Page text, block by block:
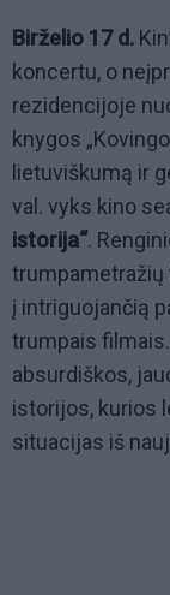
Birželio 17 d.
koncertu, o
rezidencijoje
knygos
lietuviškumą ir
val. vyks kino
istorija“.
trumpametražių
į intriguojančią
trumpais
absurdiškos,
istorijos, kurios
situacijas iš